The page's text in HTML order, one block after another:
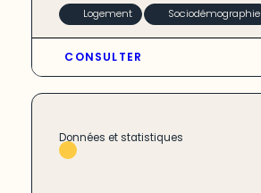
Logement Sociodémographie
CONSULTER
Données et statistiques